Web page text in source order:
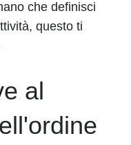
che definisci
questo ti
al